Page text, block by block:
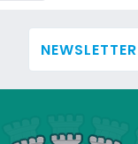
NEWSLETTER